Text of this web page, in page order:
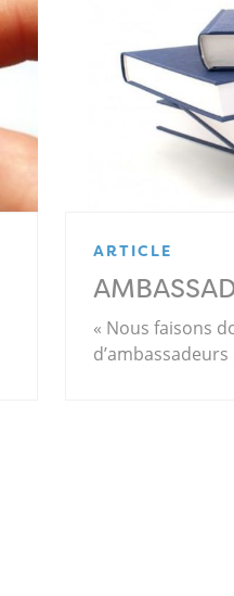
ARTICLE
« Nous faisons